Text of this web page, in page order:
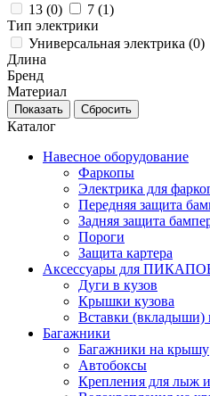
13 (0) 7 (1)
Тип электрики
Универсальная электрика (0)
Длина
Бренд
Материал
Каталог
Навесное оборудование
Фаркопы
Электрика для
Передняя защита
Задняя защита
Пороги
Защита картера
Аксессуары для
Дуги в кузов
Крышки кузова
Вставки (вкладыши)
Багажники
Багажники на крышу
Автобоксы
Крепления для лыж